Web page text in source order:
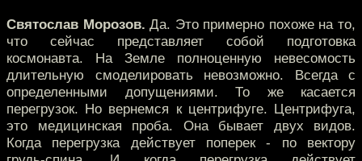
Святослав Морозов. Да. Это примерно похоже на то,
что сейчас представляет собой подготовка
космонавта. На Земле полноценную невесомость
длительную смоделировать невозможно. Всегда с
определенными допущениями. То же касается
перегрузок. Но вернемся к центрифуге. Центрифуга,
это медицинская проба. Она бывает двух видов.
Когда перегрузка действует поперек - по вектору